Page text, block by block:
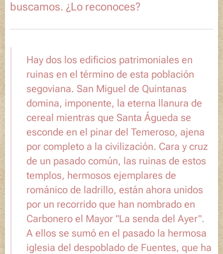
buscamos. ¿Lo reconoces?
Hay dos los edificios patrimoniales en
ruinas en el término de esta población
segoviana. San Miguel de Quintanas
domina, imponente, la eterna llanura de
cereal mientras que Santa Águeda se
esconde en el pinar del Temeroso, ajena
por completo a la civilización. Cara y cruz
de un pasado común, las ruinas de estos
templos, hermosos ejemplares de
románico de ladrillo, están ahora unidos
por un recorrido que han nombrado en
Carbonero el Mayor "La senda del Ayer".
A ellos se sumó en el pasado la hermosa
iglesia del despoblado de Fuentes, que ha